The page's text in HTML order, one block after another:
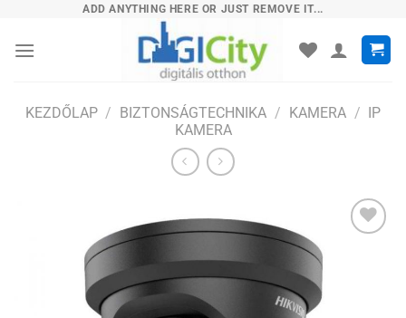
content
ADD ANYTHING HERE OR JUST REMOVE IT...
KEZDŐLAP / BIZTONSÁGTECHNIKA / KAMERA / IP
KAMERA
Hozzáadás
kívánságlistához